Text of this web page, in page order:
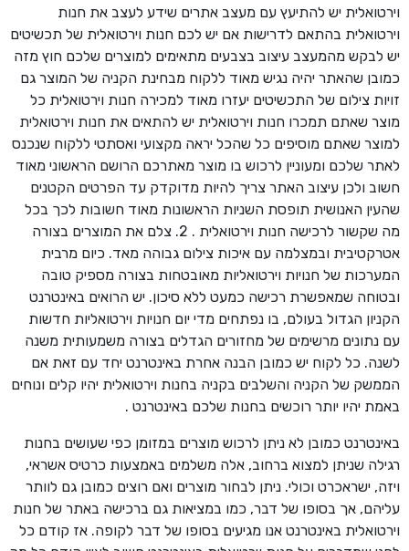
וירטואלית יש להתיעץ עם מעצב אתרים שידע לעצב את חנות
וירטואלית בהתאם לדרישות אם יש לכם חנות וירטואלית של תכשיטים
יש לבקש מהמעצב עיצוב בצבעים מתאימים למוצרים שלכם חוץ מזה
כמובן שהאתר יהיה נגיש מאוד ללקוח מבחינת הקניה של המוצר גם
זויות צילום של התכשיטים יעזרו מאוד למכירה חנות וירטואלית כל
מוצר שאתם תמכרו חנות וירטואלית יש להתאים את חנות וירטואלית
למוצר שאתם מוסיפים כל שהכל יראה מקצועי ואסתטי ללקוח שנכנס
לאתר שלכם ומעוניין לרכוש בו מוצר מאתרכם הרושם הראשוני מאוד
חשוב ולכן עיצוב האתר צריך להיות מדוקדק עד הפרטים הקטנים
שהעין האנושית תופסת השניות הראשונות מאוד חשובות לכך בכל
מה שקשור לרכישה חנות וירטואלית . 2. צלם את המוצרים בצורה
אטרקטיבית ובמצלמה עם איכות צילום גבוהה מאד. כיום מרבית
המערכות של חנויות וירטואליות מאובטחות בצורה מספיק טובה
ובטוחה שמאפשרת רכישה כמעט ללא סיכון. יש הרואים באינטרנט
הקניון הגדול בעולם, בו נפתחים מדי יום חנויות וירטואליות חדשות
עם נתונים מרשימים של מחזורים הגדלים בצורה משמעותית משנה
לשנה. כל לקוח יש כמובן הבנה אחרת באינטרנט יחד עם זאת אם
הממשק של הקניה והשלבים בקניה בחנות וירטואלית יהיו קלים ונוחים
באמת יהיו יותר רוכשים בחנות שלכם באינטרנט .
באינטרנט כמובן לא ניתן לרכוש מוצרים במזומן כפי שעושים בחנות
רגילה שניתן למצוא ברחוב, אלה משלמים באמצעות כרטיס אשראי,
ויזה, ישראכרט וכולי. ניתן לבחור מוצרים ואם רוצים כמובן גם לוותר
עליהם, אך בסופו של דבר, כמו במציאות גם ברכישה באתר של חנות
וירטואלית באינטרנט אנו מגיעים בסופו של דבר לקופה. אז קודם כל